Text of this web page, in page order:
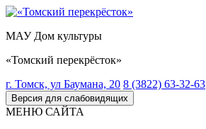
МАУ Дом культуры
«Томский перекрёсток»
г. Томск, ул Баумана, 20 8 (3822) 63-32-63
Версия для слабовидящих
МЕНЮ САЙТА